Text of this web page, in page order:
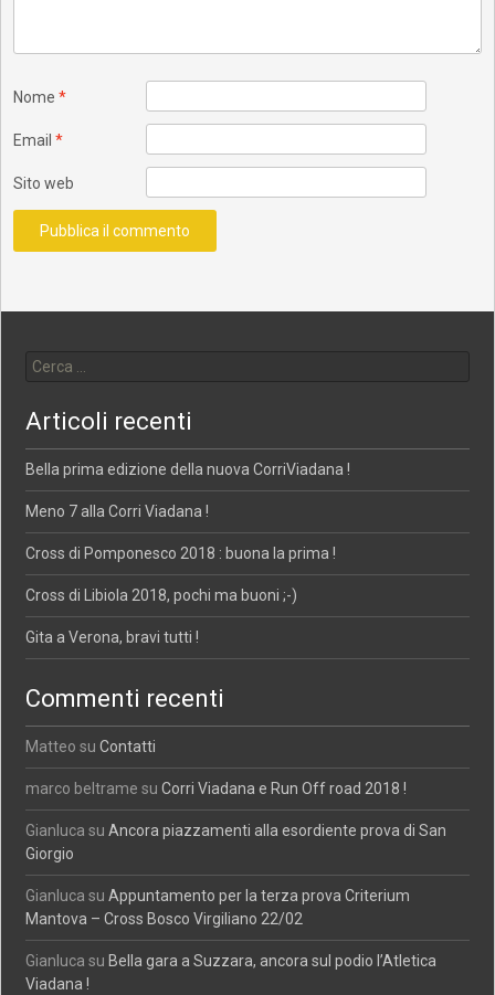
Nome*
Email*
Sito web
Articoli recenti
Bella prima edizione della nuova CorriViadana !
Meno 7 alla Corri Viadana !
Cross di Pomponesco 2018 : buona la prima !
Cross di Libiola 2018, pochi ma buoni ;-)
Gita a Verona, bravi tutti !
Commenti recenti
Matteo suContatti
marco beltrame suCorri Viadana e Run Off road 2018 !
Gianluca suAncora piazzamenti alla esordiente prova di San
Giorgio
Gianluca suAppuntamento per la terza prova Criterium
Mantova – Cross Bosco Virgiliano 22/02
Gianluca su Bella gara a Suzzara, ancora sul podio l’Atletica
Viadana !